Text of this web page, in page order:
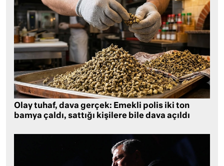
Olay tuhaf, dava gerçek: Emekli polis iki ton
bamya çaldı, sattığı kişilere bile dava açıldı